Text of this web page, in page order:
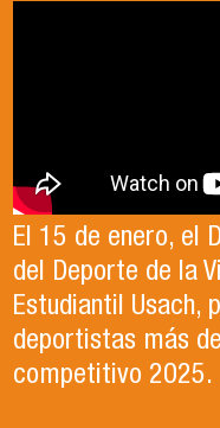
El 15 de enero, el
del Deporte de la
Estudiantil Usach,
deportistas más
competitivo 2025.
En este segundo
Proyecto Ludo
profesor Claudio
Pedagogía en
de Ciencias
Te invitamos a
candidato , el Dr.
de Director de